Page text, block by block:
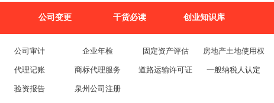
公司变更 干货必读 创业知识库
公司审计 企业年检 固定资产评估
房地产土地使用权
代理记账 商标代理服务 道路运输许可证 一般纳税人认定
验资报告 泉州公司注册